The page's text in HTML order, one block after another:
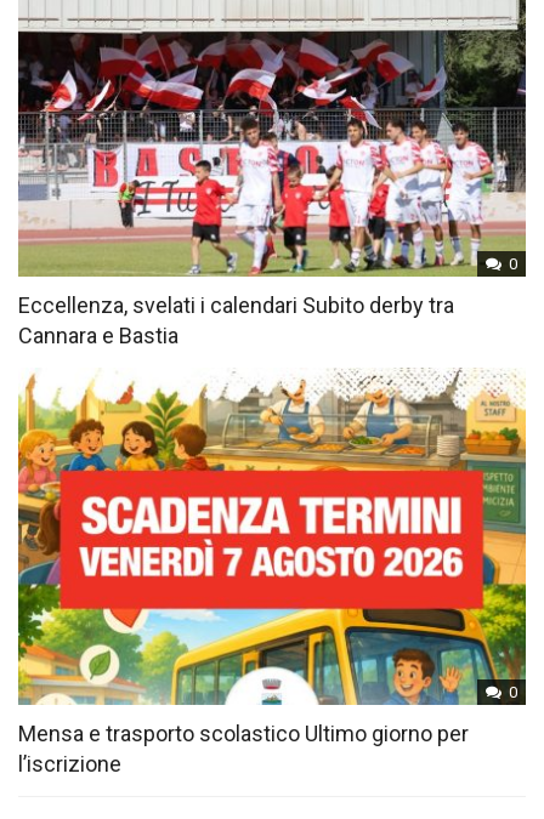
0
Eccellenza, svelati i calendari Subito derby tra
Cannara e Bastia
0
Mensa e trasporto scolastico Ultimo giorno per
l’iscrizione